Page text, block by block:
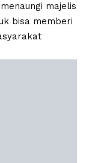
majelis
bisa memberi